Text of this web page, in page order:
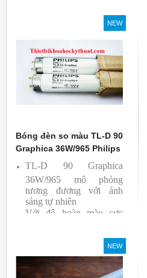
Sản phẩm được sản xuất
bởi hãng Philips, xuất xứ
Ba lan
NEW
Bóng đèn so màu TL-D 90
Graphica 36W/965 Philips
TL-D 90 Graphica
36W/965 mô phỏng
tương đương với ánh
sáng tự nhiên
Với độ hoàn màu cực
Sản phẩm được sản xuất
bởi hãng Philips, xuất xứ
Ba lan
NEW